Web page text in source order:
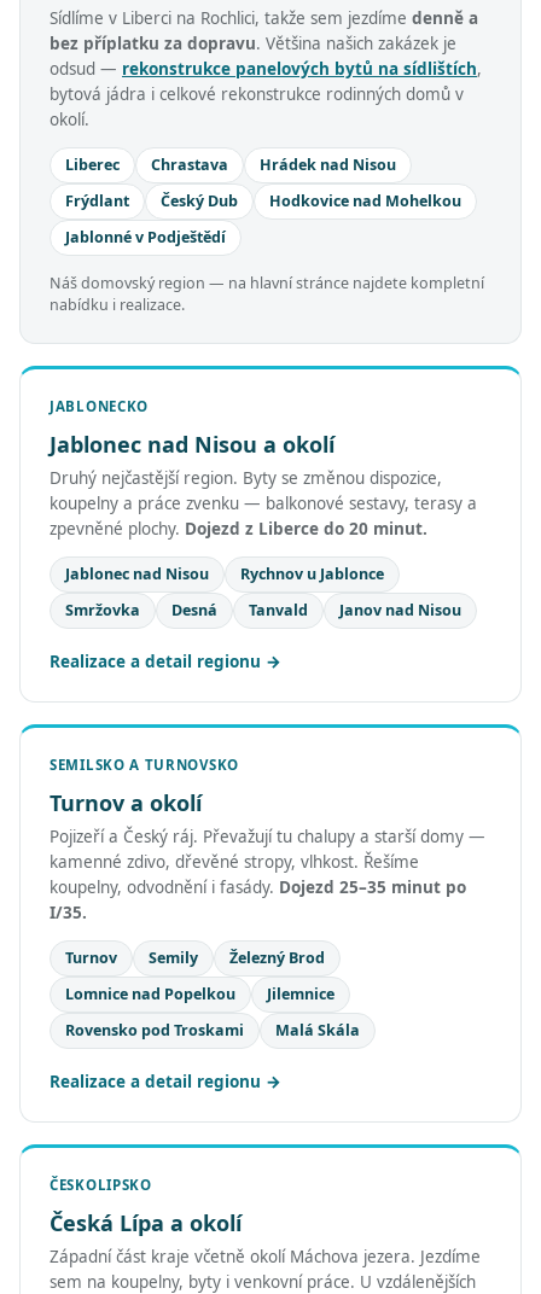
Sídlíme v Liberci na Rochlici, takže sem jezdíme denně a
bez příplatku za dopravu. Většina našich zakázek je
odsud — rekonstrukce panelových bytů na sídlištích,
bytová jádra i celkové rekonstrukce rodinných domů v
okolí.
Liberec Chrastava
Hrádek nad Nisou
Frýdlant
Český Dub
Hodkovice nad Mohelkou
Jablonné v Podještědí
Náš domovský region — na hlavní stránce najdete kompletní
nabídku i realizace.
JABLONECKO
Jablonec nad Nisou a okolí
Druhý nejčastější region. Byty se změnou dispozice,
koupelny a práce zvenku — balkonové sestavy, terasy a
zpevněné plochy. Dojezd z Liberce do 20 minut.
Jablonec nad Nisou
Rychnov u Jablonce
Smržovka
Desná Tanvald Janov nad Nisou
Realizace a detail regionu
SEMILSKO A TURNOVSKO
Turnov a okolí
Pojizeří a Český ráj. Převažují tu chalupy a starší domy —
kamenné zdivo, dřevěné stropy, vlhkost. Řešíme
koupelny, odvodnění i fasády. Dojezd 25–35 minut po
I/35.
Turnov Semily
Železný Brod
Lomnice nad Popelkou
Jilemnice
Rovensko pod Troskami
Malá Skála
Realizace a detail regionu
ČESKOLIPSKO
Česká Lípa a okolí
Západní část kraje včetně okolí Máchova jezera. Jezdíme
sem na koupelny, byty i venkovní práce. U vzdálenějších